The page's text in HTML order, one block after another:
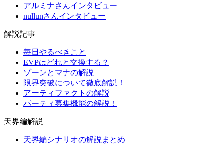
アルミナさんインタビュー
nullunさんインタビュー
解説記事
毎日やるべきこと
EVPはどれと交換する？
ゾーンとマナの解説
限界突破について徹底解説！
アーティファクトの解説
パーティ募集機能の解説！
天界編解説
天界編シナリオの解説まとめ